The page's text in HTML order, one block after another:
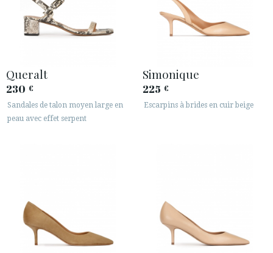
Queralt
230 €
Sandales de talon moyen large en
peau avec effet serpent
Simonique
225 €
Escarpins à brides en cuir beige